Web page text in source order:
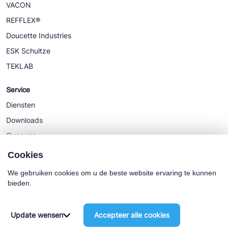
VACON
REFFLEX®
Doucette Industries
ESK Schultze
TEKLAB
Service
Diensten
Downloads
Over ons
Nieuws
Algemene Voorwaarden
Cookies
We gebruiken cookies om u de beste website ervaring te kunnen
bieden.
Update wensen Accepteer alle cookies